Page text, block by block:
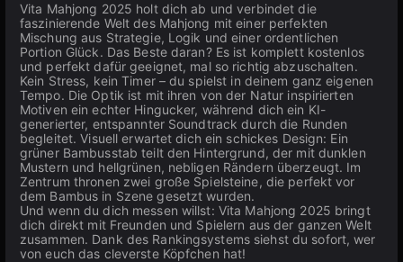
Vita Mahjong 2025 holt dich ab und verbindet die
faszinierende Welt des Mahjong mit einer perfekten
Mischung aus Strategie, Logik und einer ordentlichen
Portion Glück. Das Beste daran? Es ist komplett kostenlos
und perfekt dafür geeignet, mal so richtig abzuschalten.
Kein Stress, kein Timer – du spielst in deinem ganz eigenen
Tempo. Die Optik ist mit ihren von der Natur inspirierten
Motiven ein echter Hingucker, während dich ein KI-
generierter, entspannter Soundtrack durch die Runden
begleitet. Visuell erwartet dich ein schickes Design: Ein
grüner Bambusstab teilt den Hintergrund, der mit dunklen
Mustern und hellgrünen, nebligen Rändern überzeugt. Im
Zentrum thronen zwei große Spielsteine, die perfekt vor
dem Bambus in Szene gesetzt wurden.
Und wenn du dich messen willst: Vita Mahjong 2025 bringt
dich direkt mit Freunden und Spielern aus der ganzen Welt
zusammen. Dank des Rankingsystems siehst du sofort, wer
von euch das cleverste Köpfchen hat!